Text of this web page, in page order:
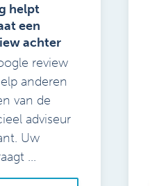
helpt
een
achter
review
anderen
van de
adviseur
Uw
...